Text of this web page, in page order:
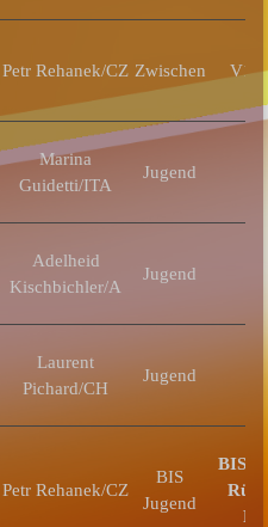
Petr Rehanek/CZ Zwischen V1
Marina
Guidetti/ITA
Jugend
Adelheid
Kischbichler/A
Jugend
Laurent
Pichard/CH
Jugend
Petr Rehanek/CZ
BIS
Jugend
BIS